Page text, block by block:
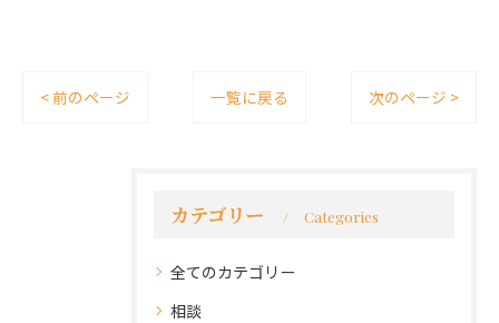
< 前のページ 一覧に戻る 次のページ >
カテゴリー Categories
全てのカテゴリー
相談